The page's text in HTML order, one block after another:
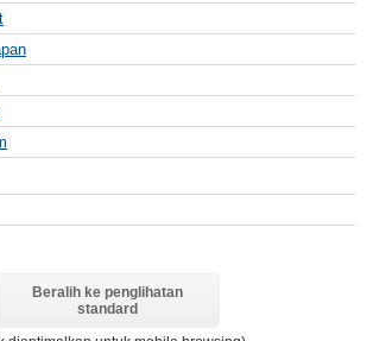
Beralih ke penglihatan
standard